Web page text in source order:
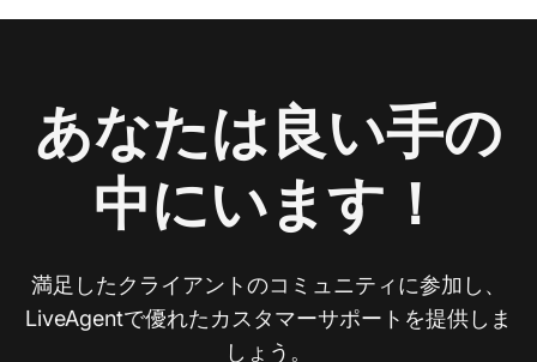
あなたは良い手の
中にいます！
満足したクライアントのコミュニティに参加し、
LiveAgentで優れたカスタマーサポートを提供しま
しょう。